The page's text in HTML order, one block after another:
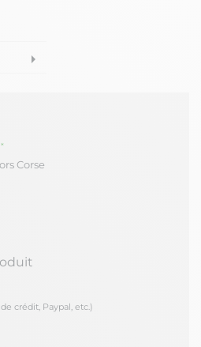
arrow_right
*
Corse
crédit, Paypal, etc.)